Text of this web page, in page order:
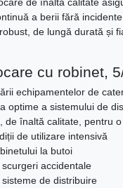
a berii fără
de lungă durată și
cu robinet,
echipamentelor de
optime a sistemului de
de înaltă calitate, pentru
de utilizare intensivă
la butoi
accidentale
de distribuire